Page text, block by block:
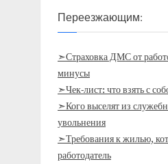
Переезжающим:
➣Страховка ДМС от
минусы
➣Чек-лист: что взять с
➣Кого выселят из
увольнения
➣Требования к жилью,
работодатель